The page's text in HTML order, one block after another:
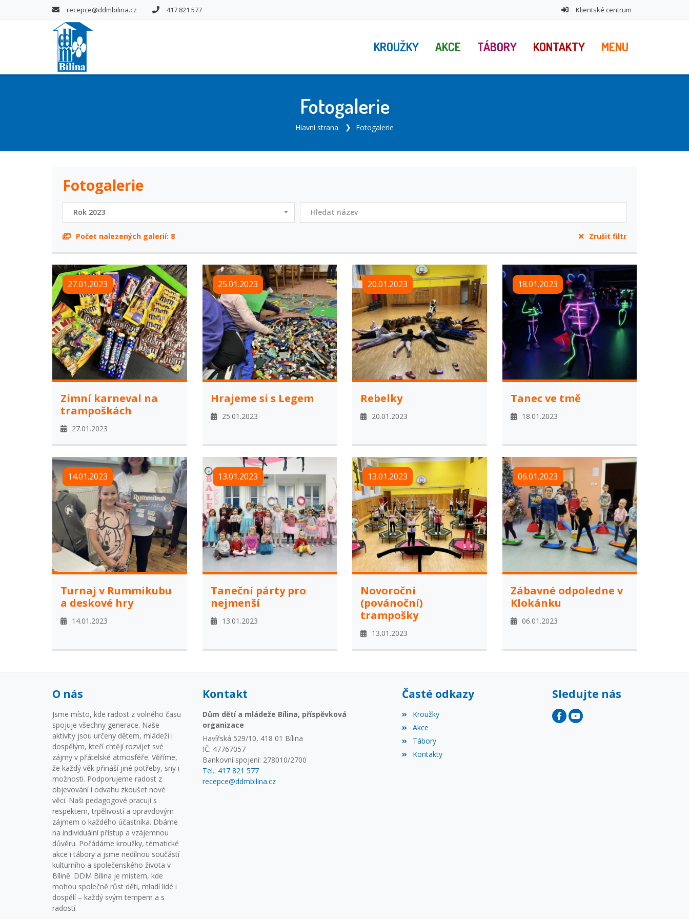
recepce@ddmbilina.cz 417 821 577 Klientské centrum
KROUŽKY AKCE TÁBORY KONTAKTY MENU
Fotogalerie
Hlavní strana Fotogalerie
Fotogalerie
Rok 2023
Počet nalezených galerií: 8 Zrušit filtr
27.01.2023
Zimní karneval na
trampoškách
27.01.2023
25.01.2023
Hrajeme si s Legem
25.01.2023
20.01.2023
Rebelky
20.01.2023
18.01.2023
Tanec ve tmě
18.01.2023
14.01.2023
Turnaj v Rummikubu
a deskové hry
14.01.2023
13.01.2023
Taneční párty pro
nejmenší
13.01.2023
13.01.2023
Novoroční
(povánoční)
trampošky
13.01.2023
06.01.2023
Zábavné odpoledne v
Klokánku
06.01.2023
O nás
Jsme místo, kde radost z volného času
spojuje všechny generace. Naše
aktivity jsou určeny dětem, mládeži i
dospělým, kteří chtějí rozvíjet své
zájmy v přátelské atmosféře. Věříme,
že každý věk přináší jiné potřeby, sny i
možnosti. Podporujeme radost z
objevování i odvahu zkoušet nové
věci. Naši pedagogové pracují s
respektem, trpělivostí a opravdovým
zájmem o každého účastníka. Dbáme
na individuální přístup a vzájemnou
důvěru. Pořádáme kroužky, tématické
akce i tábory a jsme nedílnou součástí
kulturního a společenského života v
Bílině. DDM Bílina je místem, kde
mohou společně růst děti, mladí lidé i
dospělí – každý svým tempem a s
radostí.
Kontakt
Dům dětí a mládeže Bílina, příspěvková
organizace
Havířská 529/10, 418 01 Bílina
IČ: 47767057
Bankovní spojení: 278010/2700
Tel.: 417 821 577
recepce@ddmbilina.cz
Časté odkazy
Kroužky
Akce
Tábory
Kontakty
Sledujte nás